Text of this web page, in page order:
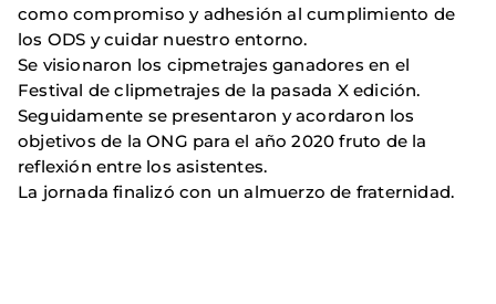
como compromiso y adhesión al cumplimiento de
los ODS y cuidar nuestro entorno.
Se visionaron los cipmetrajes ganadores en el
Festival de clipmetrajes de la pasada X edición.
Seguidamente se presentaron y acordaron los
objetivos de la ONG para el año 2020 fruto de la
reflexión entre los asistentes.
La jornada finalizó con un almuerzo de fraternidad.